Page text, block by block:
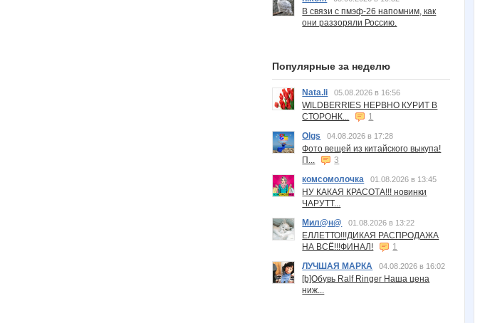
В связи с пмэф-26 напомним, как
они раззоряли Россию.
Популярные за неделю
Nata.li 05.08.2026 в 16:56
WILDBERRIES НЕРВНО КУРИТ В
СТОРОНК...
1
Olgs
04.08.2026 в 17:28
Фото вещей из китайского выкупа!
П...
3
комсомолочка
01.08.2026 в 13:45
НУ КАКАЯ КРАСОТА!!! новинки
ЧАРУТТ...
Мил@н@
01.08.2026 в 13:22
ЕЛЛЕТТО!!!ДИКАЯ РАСПРОДАЖА
НА ВСЁ!!!ФИНАЛ!
1
ЛУЧШАЯ МАРКА
04.08.2026 в 16:02
[b]Обувь Ralf Ringer Наша цена
ниж...